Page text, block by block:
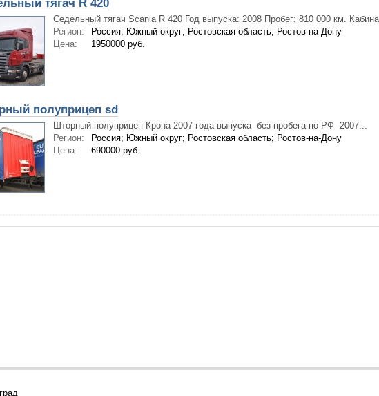
тягач R 420
Седельный тягач Scania R 420 Год выпуска: 2008 Пробег: 810 000 км.
Регион:
Россия; Южный округ; Ростовская область; Ростов-на-Дону
Цена:
1950000 руб.
полуприцеп sd
Шторный полуприцеп Крона 2007 года выпуска -без пробега по РФ -2007...
Регион:
Россия; Южный округ; Ростовская область; Ростов-на-Дону
Цена:
690000 руб.